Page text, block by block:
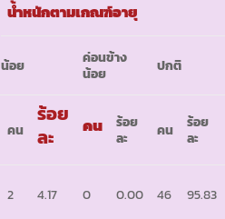
น้ำหนักตามเกณฑ์อายุ
น้อย
ค่อนข้าง
น้อย
ปกติ
คน
ร้อย
ละ
คน
ร้อย
ละ
คน
ร้อย
ละ
2 4.17 0 0.00 46 95.83